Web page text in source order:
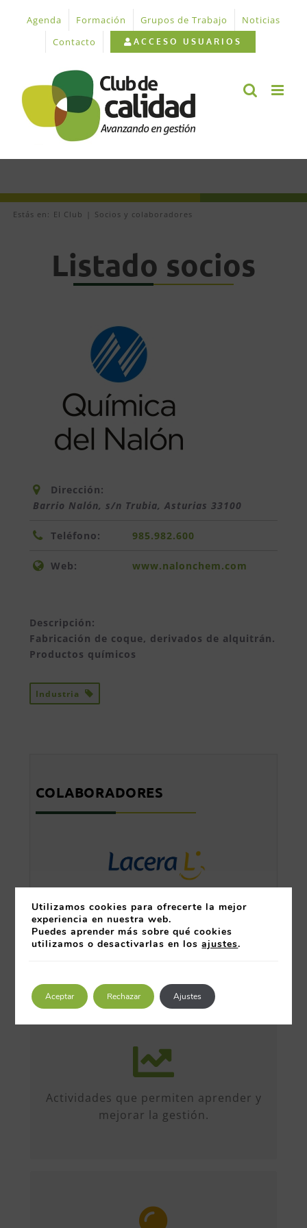
contenido
Agenda Formación Grupos de Trabajo
Noticias
Contacto
ACCESO USUARIOS
Estás en: El Club Socios y colaboradores
Listado socios
Dirección:
Barrio Nalón, s/n Trubia, Asturias 33100
Teléfono: 985.982.600
Web: www.nalonchem.com
Descripción:
Fabricación de coque, derivados de alquitrán.
Productos químicos
Industria
COLABORADORES
Actividades que permiten aprender y
mejorar la gestión.
Más de 50 iniciativas anuales de
formato diverso, sobre múltiples
formación, etc...
profesionales. Encuentros entre
Utilizamos cookies para ofrecerte la mejor
experiencia en nuestra web.
Puedes aprender más sobre qué cookies
utilizamos o desactivarlas en losajustes.
Aceptar Rechazar Ajustes